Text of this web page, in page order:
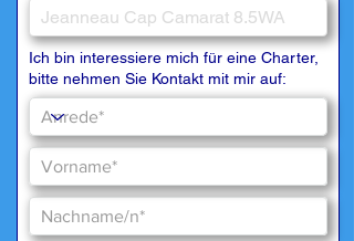
Ich bin interessiere mich für eine Charter,
bitte nehmen Sie Kontakt mit mir auf: